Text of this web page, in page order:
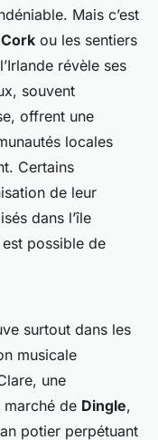
Mais c’est
ou les sentiers
révèle ses
souvent
offrent une
locales
Certains
de leur
dans l’île
est possible de
surtout dans les
musicale
une
de Dingle,
potier perpétuant